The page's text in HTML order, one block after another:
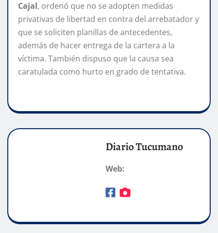
Cajal, ordenó que no se adopten medidas
privativas de libertad en contra del arrebatador y
que se soliciten planillas de antecedentes,
además de hacer entrega de la cartera a la
víctima. También dispuso que la causa sea
caratulada como hurto en grado de tentativa.
Diario Tucumano
Web: